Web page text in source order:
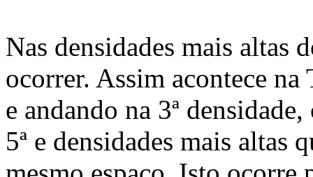
Nas densidades mais altas
ocorrer. Assim acontece
e andando na 3ª
5ª e densidades mais altas